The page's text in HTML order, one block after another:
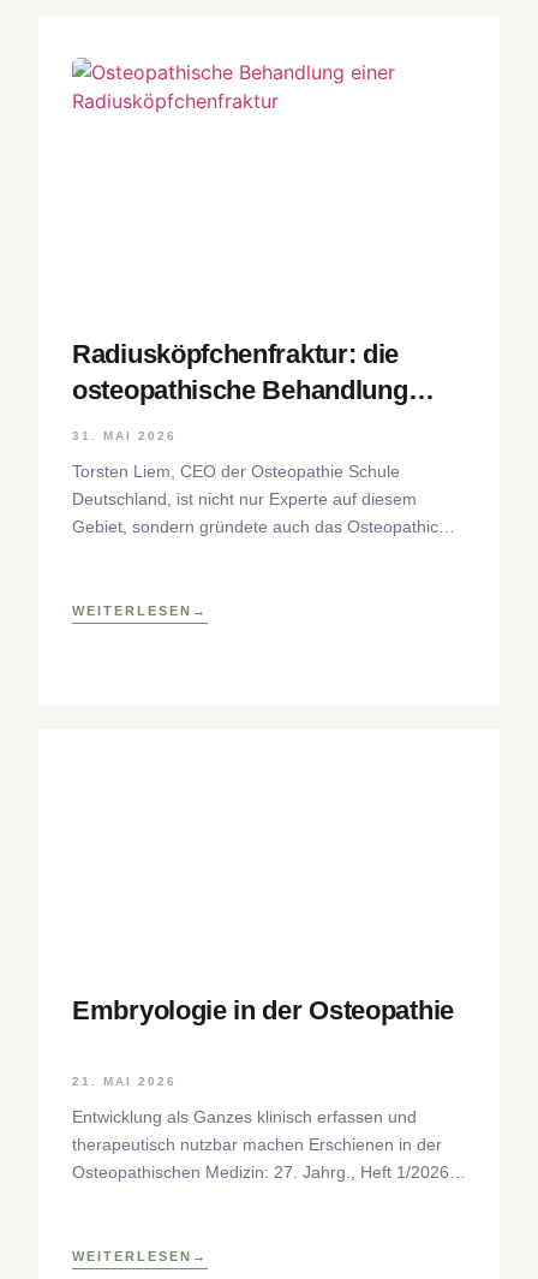
Radiusköpfchenfraktur: die
osteopathische Behandlung
Schritt für Schritt
31. MAI 2026
Torsten Liem, CEO der Osteopathie Schule
Deutschland, ist nicht nur Experte auf diesem
Gebiet, sondern gründete auch das Osteopathic
WEITERLESEN
Embryologie in der Osteopathie
21. MAI 2026
Entwicklung als Ganzes klinisch erfassen und
therapeutisch nutzbar machen Erschienen in der
Osteopathischen Medizin: 27. Jahrg., Heft 1/2026,
Forstner
WEITERLESEN